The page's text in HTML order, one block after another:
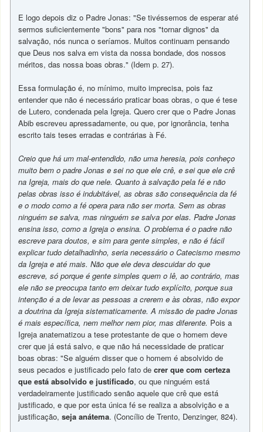
E logo depois diz o Padre Jonas: "Se tivéssemos de esperar até
sermos suficientemente "bons" para nos "tornar dignos" da
salvação, nós nunca o seríamos. Muitos continuam pensando
que Deus nos salva em vista da nossa bondade, dos nossos
méritos, das nossa boas obras." (Idem p. 27).
Essa formulação é, no mínimo, muito imprecisa, pois faz
entender que não é necessário praticar boas obras, o que é tese
de Lutero, condenada pela Igreja. Quero crer que o Padre Jonas
Abib escreveu apressadamente, ou que, por ignorância, tenha
escrito tais teses erradas e contrárias à Fé.
Creio que há um mal-entendido, não uma heresia, pois conheço
muito bem o padre Jonas e sei no que ele crê, e sei que ele crê
na Igreja, mais do que nele. Quanto à salvação pela fé e não
pelas obras isso é indubitável, as obras são consequência da fé
e o modo como a fé opera para não ser morta. Sem as obras
ninguém se salva, mas ninguém se salva por elas. Padre Jonas
ensina isso, como a Igreja o ensina. O problema é o padre não
escreve para doutos, e sim para gente simples, e não é fácil
explicar tudo detalhadinho, seria necessário o Catecismo mesmo
da Igreja e até mais. Não que ele deva descuidar do que
escreve, só porque é gente simples quem o lê, ao contrário, mas
ele não se preocupa tanto em deixar tudo explícito, porque sua
intenção é a de levar as pessoas a crerem e às obras, não expor
a doutrina da Igreja sistematicamente. A missão de padre Jonas
é mais específica, nem melhor nem pior, mas diferente. Pois a
Igreja anatematizou a tese protestante de que o homem deve
crer que já está salvo, e que não há necessidade de praticar
boas obras: "Se alguém disser que o homem é absolvido de
seus pecados e justificado pelo fato decrer que com certeza
que está absolvido e justificado, ou que ninguém está
verdadeiramente justificado senão aquele que crê que está
justificado, e que por esta única fé se realiza a absolvição e a
justificação,seja anátema. (Concílio de Trento, Denzinger, 824).